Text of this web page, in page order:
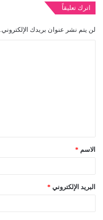
اترك تعليقاً
لن يتم نشر عنوان بريدك الإلكتروني.
ق
*الاسم *
البريد الإلكتروني *